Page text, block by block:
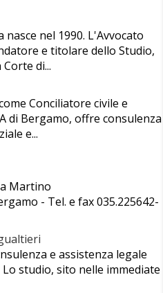
nel 1990. L'Avvocato
e titolare dello Studio,
di...
Conciliatore civile e
di Bergamo, offre consulenza
e...
Martino
- Tel. e fax 035.225642-
e assistenza legale
studio, sito nelle immediate